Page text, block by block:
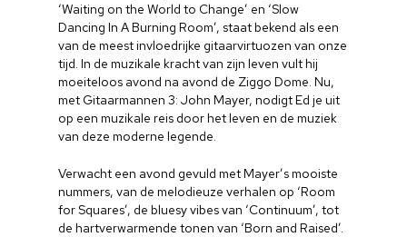
‘Waiting on the World to Change’ en ‘Slow
Dancing In A Burning Room’, staat bekend als een
van de meest invloedrijke gitaarvirtuozen van onze
tijd. In de muzikale kracht van zijn leven vult hij
moeiteloos avond na avond de Ziggo Dome. Nu,
met Gitaarmannen 3: John Mayer, nodigt Ed je uit
op een muzikale reis door het leven en de muziek
van deze moderne legende.
Verwacht een avond gevuld met Mayer’s mooiste
nummers, van de melodieuze verhalen op ‘Room
for Squares’, de bluesy vibes van ‘Continuum’, tot
de hartverwarmende tonen van ‘Born and Raised’.